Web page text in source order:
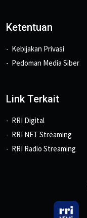
Ketentuan
Kebijakan Privasi
Pedoman Media Siber
Link Terkait
RRI Digital
RRI NET Streaming
RRI Radio Streaming